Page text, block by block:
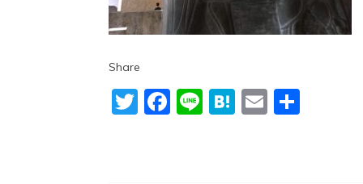
Share
Twitter
Facebook
LineHatena
Email